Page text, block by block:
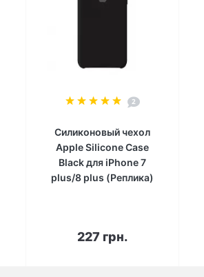
2
Силиконовый чехол
Apple Silicone Case
Black для iPhone 7
plus/8 plus (Реплика)
227 грн.
В корзину